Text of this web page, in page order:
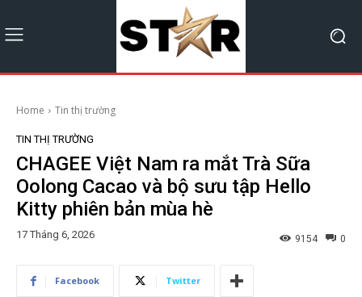
Home Tin thị trường
TIN THỊ TRƯỜNG
CHAGEE Việt Nam ra mắt Trà Sữa
Oolong Cacao và bộ sưu tập Hello
Kitty phiên bản mùa hè
17 Tháng 6, 2026 0
9154
Facebook Twitter